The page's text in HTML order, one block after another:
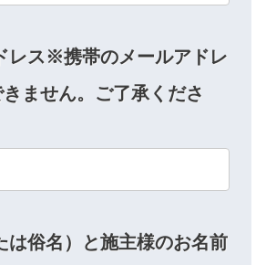
ス​※携帯のメールアドレ
ません。ご了承くださ
俗名）と施主様のお名前